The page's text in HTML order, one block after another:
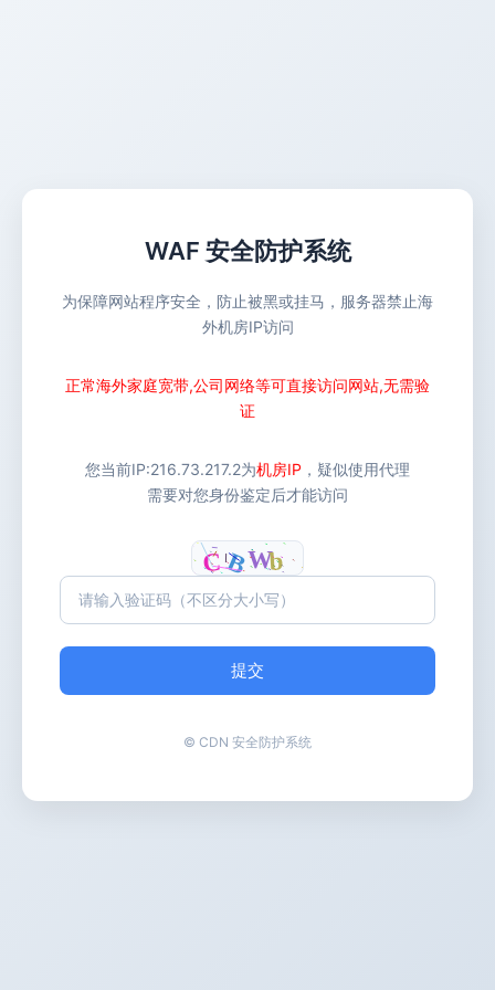
WAF 安全防护系统
为保障网站程序安全，防止被黑或挂马，服务器禁止海
外机房IP访问
正常海外家庭宽带,公司网络等可直接访问网站,无需验
证
您当前IP:216.73.217.2为机房IP ，疑似使用代理
需要对您身份鉴定后才能访问
提交
© CDN 安全防护系统